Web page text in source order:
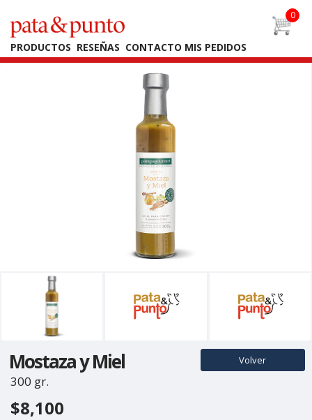
PRODUCTOS RESEÑAS CONTACTO MIS PEDIDOS
Mostaza y Miel Volver
300 gr.
$8,100